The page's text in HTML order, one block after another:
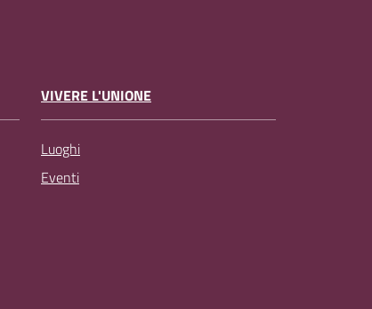
VIVERE L'UNIONE
Luoghi
Eventi